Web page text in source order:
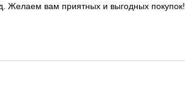
Желаем вам приятных и выгодных покупок!